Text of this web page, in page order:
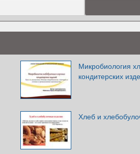
Микробиология
кондитерских
Хлеб и